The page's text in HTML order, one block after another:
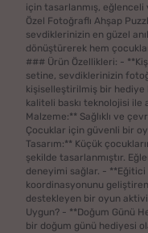
için tasarlanmış, eğlenceli
Özel Fotoğraflı Ahşap
sevdiklerinizin en güzel
dönüştürerek hem
### Ürün Özellikleri: -
setine, sevdiklerinizin
kişiselleştirilmiş bir hediye
kaliteli baskı teknolojisi ile
Malzeme:** Sağlıklı ve
Çocuklar için güvenli bir
Tasarım:** Küçük
şekilde tasarlanmıştır.
deneyimi sağlar. - **Eğitici
koordinasyonunu
destekleyen bir oyun
Uygun? - **Doğum Günü
bir doğum günü hediyesi